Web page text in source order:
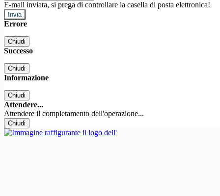
E-mail inviata, si prega di controllare la casella di posta elettronica!
Errore
Chiudi
Successo
Chiudi
Informazione
Chiudi
Attendere...
Attendere il completamento dell'operazione...
Chiudi